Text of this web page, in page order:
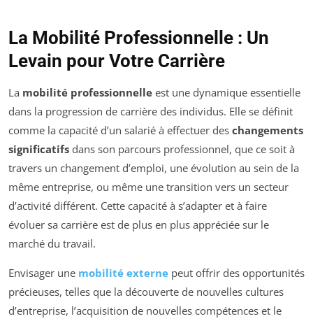
La Mobilité Professionnelle : Un
Levain pour Votre Carrière
La mobilité professionnelle est une dynamique essentielle
dans la progression de carrière des individus. Elle se définit
comme la capacité d’un salarié à effectuer des changements
significatifs dans son parcours professionnel, que ce soit à
travers un changement d’emploi, une évolution au sein de la
même entreprise, ou même une transition vers un secteur
d’activité différent. Cette capacité à s’adapter et à faire
évoluer sa carrière est de plus en plus appréciée sur le
marché du travail.
Envisager une mobilité externe peut offrir des opportunités
précieuses, telles que la découverte de nouvelles cultures
d’entreprise, l’acquisition de nouvelles compétences et le